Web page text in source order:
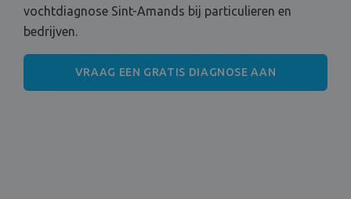
vochtdiagnose Sint-Amands bij particulieren en
bedrijven.
VRAAG EEN GRATIS DIAGNOSE AAN